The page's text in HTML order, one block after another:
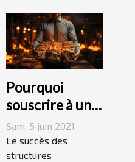
Pourquoi
souscrire à une
assurance pour
son entreprise ?
Sam. 5 juin 2021
Le succès des
structures